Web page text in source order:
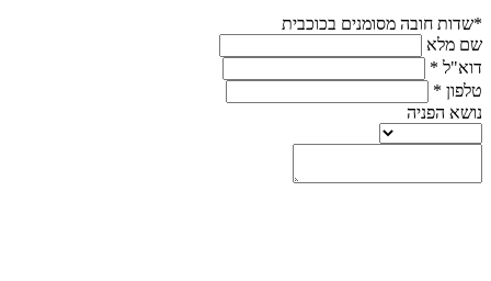
*שדות חובה מסומנים בכוכבית
שם מלא
דוא"ל *
טלפון *
נושא הפניה